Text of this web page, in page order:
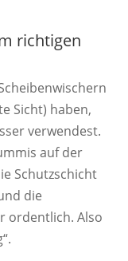
richtigen
Sicht) haben,
verwendest.
auf der
Schutzschicht
die
ordentlich. Also